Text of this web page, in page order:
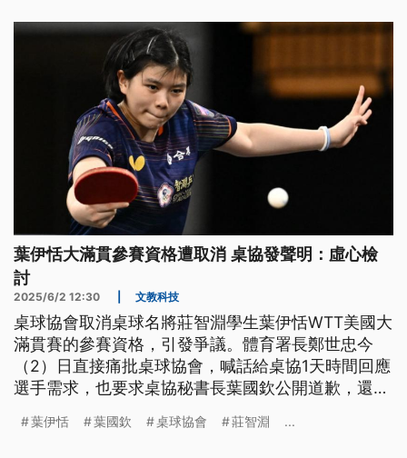
葉伊恬大滿貫參賽資格遭取消 桌協發聲明：虛心檢
討
2025/6/2 12:30 文教科技
桌球協會取消桌球名將莊智淵學生葉伊恬WTT美國大
滿貫賽的參賽資格，引發爭議。體育署長鄭世忠今
（2）日直接痛批桌球協會，喊話給桌協1天時間回應
選手需求，也要求桌協秘書長葉國欽公開道歉，還點
者致電葉國欽手機未接；楊正雄則透過文字回應表示
葉伊恬 葉國欽 桌球協會 莊智淵 ...